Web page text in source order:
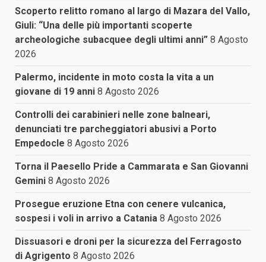
Scoperto relitto romano al largo di Mazara del Vallo,
Giuli: “Una delle più importanti scoperte
archeologiche subacquee degli ultimi anni” 8 Agosto
2026
Palermo, incidente in moto costa la vita a un
giovane di 19 anni 8 Agosto 2026
Controlli dei carabinieri nelle zone balneari,
denunciati tre parcheggiatori abusivi a Porto
Empedocle 8 Agosto 2026
Torna il Paesello Pride a Cammarata e San Giovanni
Gemini 8 Agosto 2026
Prosegue eruzione Etna con cenere vulcanica,
sospesi i voli in arrivo a Catania 8 Agosto 2026
Dissuasori e droni per la sicurezza del Ferragosto
di Agrigento 8 Agosto 2026